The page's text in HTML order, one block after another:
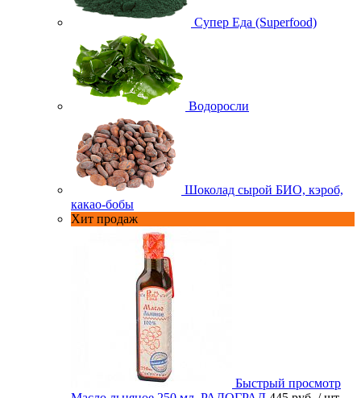
Супер Еда (Superfood)
Водоросли
Шоколад сырой БИО, кэроб,
какао-бобы
Хит продаж
Быстрый просмотр